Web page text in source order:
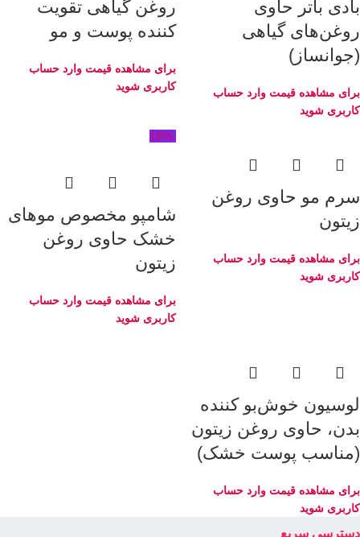
بادی باتر حاوی
روغن‌های گیاهی
(جوانساز)
برای مشاهده قیمت وارد حساب
کاربری شوید
روغن‌ گیاهی تقویت
کننده پوست و مو
برای مشاهده قیمت وارد حساب
کاربری شوید
سرم مو حاوی روغن
زیتون
برای مشاهده قیمت وارد حساب
کاربری شوید
-18%
شامپو مخصوص موهای
خشک حاوی روغن
زیتون
برای مشاهده قیمت وارد حساب
کاربری شوید
لوسیون خوش‌بو کننده
بدن، حاوی روغن زیتون
(مناسب پوست خشک)
برای مشاهده قیمت وارد حساب
کاربری شوید
دسترسی سریع